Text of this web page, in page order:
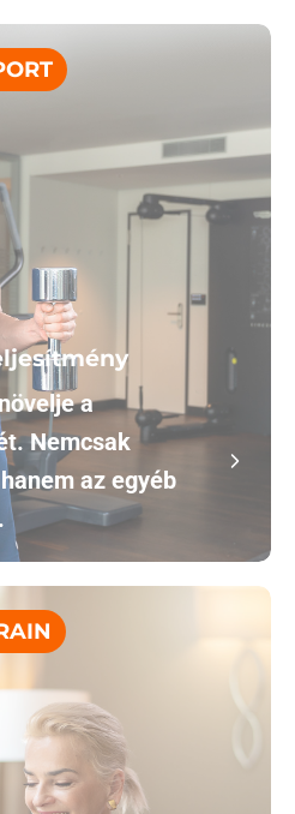
a
Nemcsak
az egyéb